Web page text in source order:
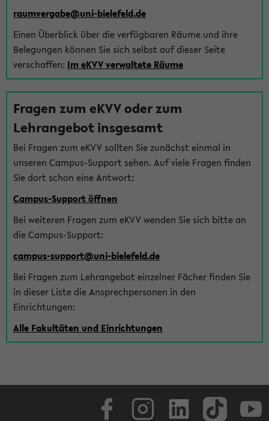
raumvergabe@uni-bielefeld.de
Einen Überblick über die verfügbaren Räume und ihre
Belegungen können Sie sich selbst auf dieser Seite
verschaffen: Im eKVV verwaltete Räume
Fragen zum eKVV oder zum
Lehrangebot insgesamt
Bei Fragen zum eKVV sollten Sie zunächst einmal in
unseren Campus-Support sehen. Auf viele Fragen finden
Sie dort schon eine Antwort:
Campus-Support öffnen
Bei weiteren Fragen zum eKVV wenden Sie sich bitte an
die Campus-Support:
campus-support@uni-bielefeld.de
Bei Fragen zum Lehrangebot einzelner Fächer finden Sie
in dieser Liste die Ansprechpersonen in den
Einrichtungen:
Alle Fakultäten und Einrichtungen